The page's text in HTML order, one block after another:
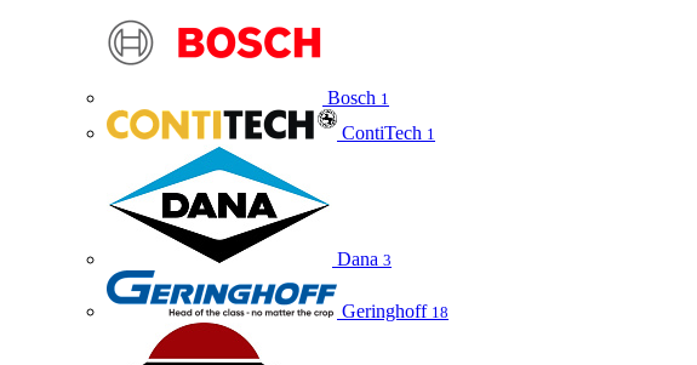
Bosch 1
ContiTech 1
Dana 3
Geringhoff 18